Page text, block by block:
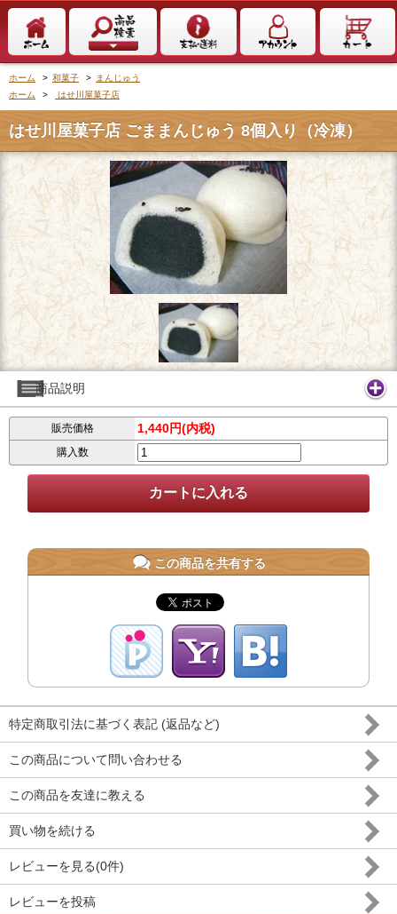
ホーム > 和菓子 >
まんじゅう
ホーム
> はせ川屋菓子店
はせ川屋菓子店 ごままんじゅう 8個入り（冷凍）
商品説明
販売価格 1,440円(内税)
購入数
この商品を共有する
特定商取引法に基づく表記 (返品など)
この商品について問い合わせる
この商品を友達に教える
買い物を続ける
レビューを見る(0件)
レビューを投稿